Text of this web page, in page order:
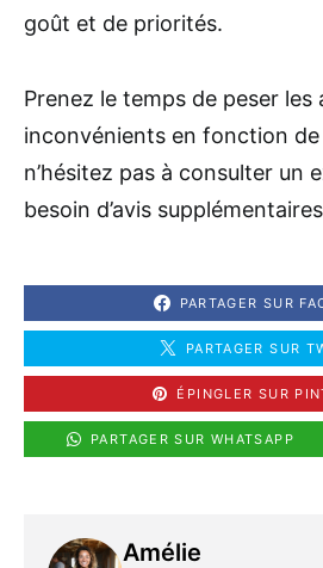
goût et de priorités.
Prenez le temps de peser les
inconvénients en fonction
n’hésitez pas à consulter un
besoin d’avis
PARTAGER SUR
PARTAGER SUR
ÉPINGLER SUR
PARTAGER SUR WHATSAPP
Amélie